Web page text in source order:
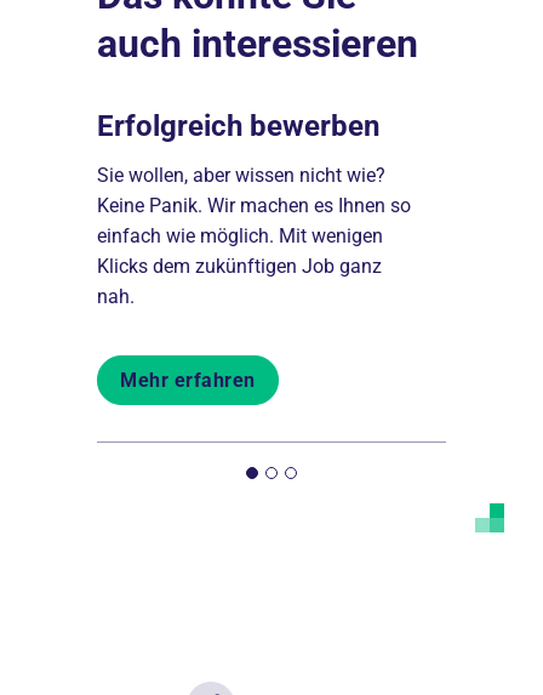
auch interessieren
Erfolgreich bewerben
Sie wollen, aber wissen nicht wie?
Keine Panik. Wir machen es Ihnen so
einfach wie möglich. Mit wenigen
Klicks dem zukünftigen Job ganz
nah.
Mehr erfahren